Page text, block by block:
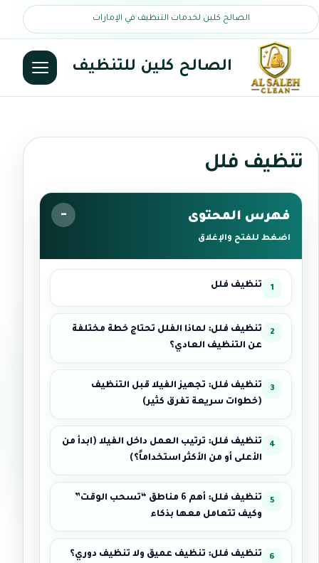
الصالح كلين لخدمات التنظيف في الإمارات
الصالح كلين للتنظيف
تنظيف فلل
فهرس المحتوى
اضغط للفتح والإغلاق
تنظيف فلل
تنظيف فلل: لماذا الفلل تحتاج خطة مختلفة
عن التنظيف العادي؟
تنظيف فلل: تجهيز الفيلا قبل التنظيف
(خطوات سريعة تفرق كثير)
تنظيف فلل: ترتيب العمل داخل الفيلا (ابدأ من
الأعلى أو من الأكثر استخداماً؟)
تنظيف فلل: أهم 6 مناطق “تسحب الوقت”
وكيف تتعامل معها بذكاء
تنظيف فلل: تنظيف عميق ولا تنظيف دوري؟